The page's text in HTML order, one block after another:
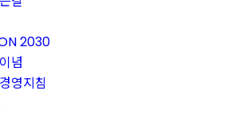
2030
념
영지침